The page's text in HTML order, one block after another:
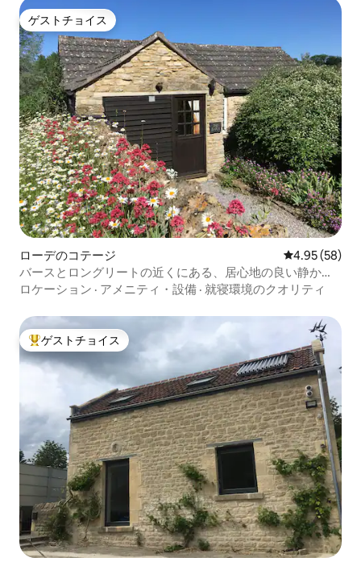
ゲストチョイス
ゲストチョイス
ローデのコテージ レビュー58
4.95 (58)
バースとロングリートの近くにある、居心地の良い静かな
コテージ
ロケーション · アメニティ・設備 · 就寝環境のクオリティ
大好評のゲストチョイスです。
ゲストチョイス